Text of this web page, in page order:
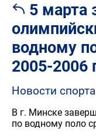
5 марта
водному
2005-2006
Новости спорта
В г. Минске
по водному поло